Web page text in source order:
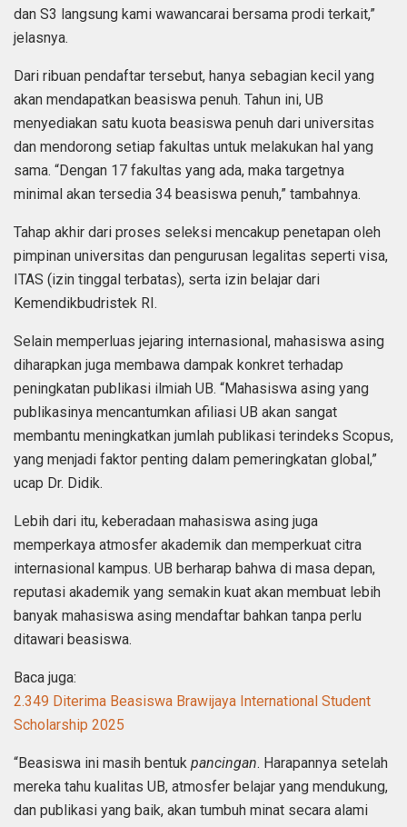
dan S3 langsung kami wawancarai bersama prodi terkait,”
jelasnya.
Dari ribuan pendaftar tersebut, hanya sebagian kecil yang
akan mendapatkan beasiswa penuh. Tahun ini, UB
menyediakan satu kuota beasiswa penuh dari universitas
dan mendorong setiap fakultas untuk melakukan hal yang
sama. “Dengan 17 fakultas yang ada, maka targetnya
minimal akan tersedia 34 beasiswa penuh,” tambahnya.
Tahap akhir dari proses seleksi mencakup penetapan oleh
pimpinan universitas dan pengurusan legalitas seperti visa,
ITAS (izin tinggal terbatas), serta izin belajar dari
Kemendikbudristek RI.
Selain memperluas jejaring internasional, mahasiswa asing
diharapkan juga membawa dampak konkret terhadap
peningkatan publikasi ilmiah UB. “Mahasiswa asing yang
publikasinya mencantumkan afiliasi UB akan sangat
membantu meningkatkan jumlah publikasi terindeks Scopus,
yang menjadi faktor penting dalam pemeringkatan global,”
ucap Dr. Didik.
Lebih dari itu, keberadaan mahasiswa asing juga
memperkaya atmosfer akademik dan memperkuat citra
internasional kampus. UB berharap bahwa di masa depan,
reputasi akademik yang semakin kuat akan membuat lebih
banyak mahasiswa asing mendaftar bahkan tanpa perlu
ditawari beasiswa.
Baca juga:
2.349 Diterima Beasiswa Brawijaya International Student
Scholarship 2025
“Beasiswa ini masih bentuk pancingan. Harapannya setelah
mereka tahu kualitas UB, atmosfer belajar yang mendukung,
dan publikasi yang baik, akan tumbuh minat secara alami